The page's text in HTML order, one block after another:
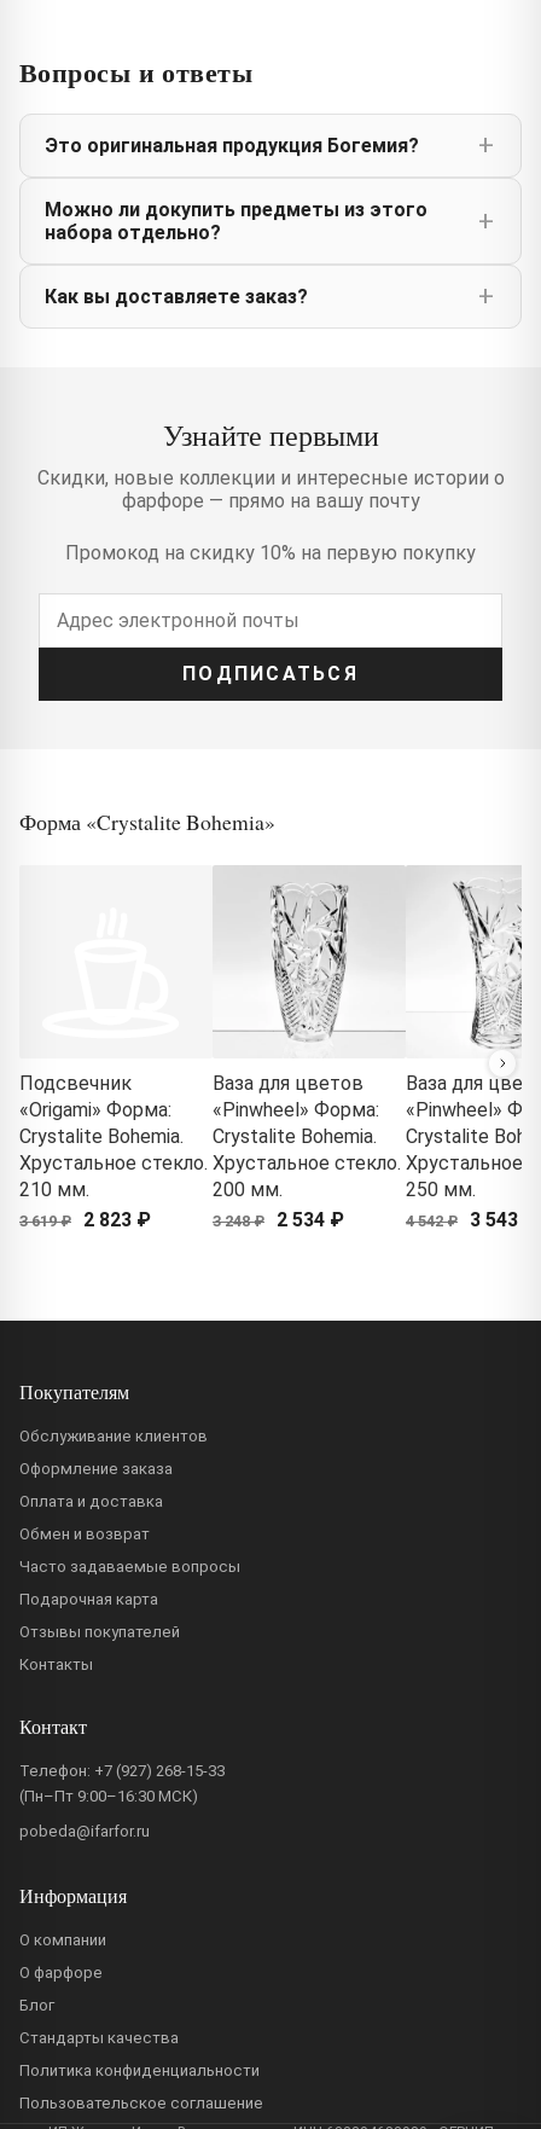
Вопросы и ответы
Это оригинальная продукция Богемия?
Можно ли докупить предметы из этого
набора отдельно?
Как вы доставляете заказ?
Узнайте первыми
Скидки, новые коллекции и интересные истории о
фарфоре — прямо на вашу почту
Промокод на скидку 10% на первую покупку
ПОДПИСАТЬСЯ
Форма «Crystalite Bohemia»
Подсвечник
«Origami» Форма:
Crystalite Bohemia.
Хрустальное стекло.
210 мм.
3 619 ₽ 2 823 ₽
Ваза для цветов
«Pinwheel» Форма:
Crystalite Bohemia.
Хрустальное стекло.
200 мм.
3 248 ₽ 2 534 ₽
Ваза для
«Pinwheel»
Crystalite
Хрустальное
250 мм.
4 542 ₽ 3 543 ₽
Покупателям
Обслуживание клиентов
Оформление заказа
Оплата и доставка
Обмен и возврат
Часто задаваемые вопросы
Подарочная карта
Отзывы покупателей
Контакты
Контакт
Телефон: +7 (927) 268-15-33
(Пн–Пт 9:00–16:30 МСК)
pobeda@ifarfor.ru
Информация
О компании
О фарфоре
Блог
Стандарты качества
Политика конфиденциальности
Пользовательское соглашение